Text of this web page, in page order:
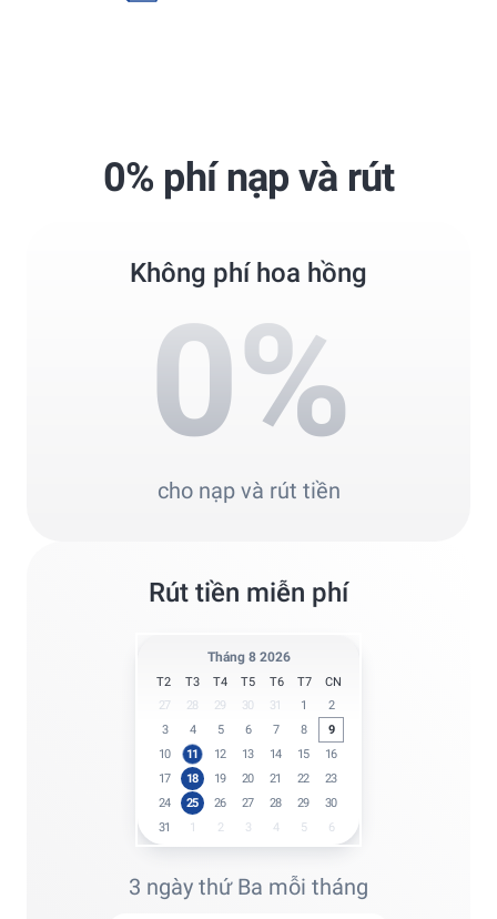
Best Copy Trading Platform
0% phí nạp và rút
Không phí hoa hồng
0%
cho nạp và rút tiền
Rút tiền miễn phí
Tháng 8 2026
T2 T3 T4 T5 T6 T7
CN
27
28 29 30 31 1
2
3
4 5 6 7 8
9
10
11 12 13 14 15
16
17
18 19 20 21 22
23
24
25 26 27 28 29
30
31
1 2 3 4 5 6
3 ngày thứ Ba mỗi tháng